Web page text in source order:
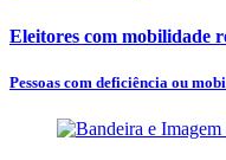
Eleitores com mobilidade
Pessoas com deficiência ou